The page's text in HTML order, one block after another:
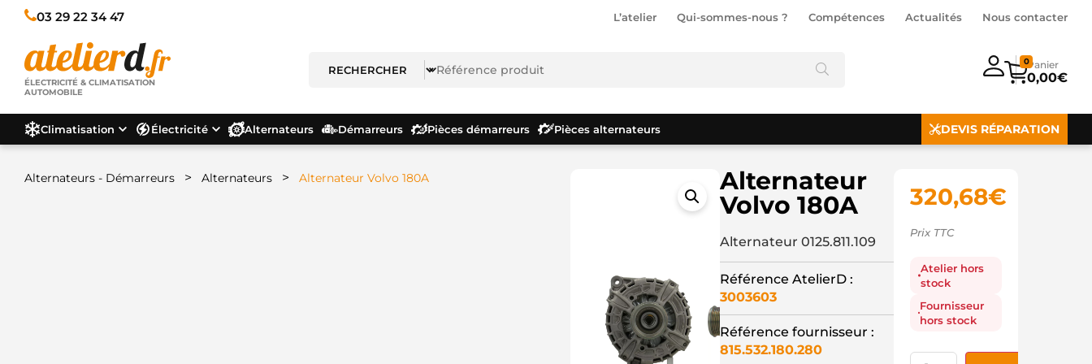
03 29 22 34 47 L’atelier Qui-sommes-nous ? Compétences Actualités Nous contacter
ÉLECTRICITÉ & CLIMATISATION
AUTOMOBILE
0,00€
0
Climatisation Électricité Alternateurs Démarreurs Pièces démarreurs Pièces alternateurs DEVIS RÉPARATION
Alternateurs - Démarreurs > Alternateurs > Alternateur Volvo 180A
Alternateur
Volvo 180A
Alternateur 0125.811.109
Référence AtelierD :
3003603
Référence fournisseur :
815.532.180.280
320,68€
Prix TTC
Atelier hors
stock
Fournisseur
hors stock